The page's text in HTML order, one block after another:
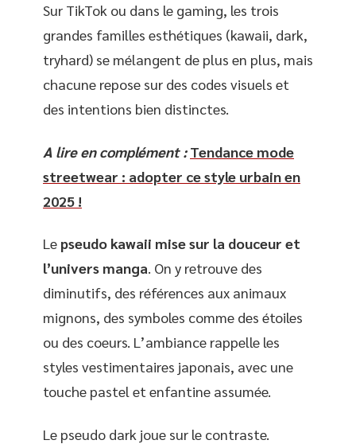
Sur TikTok ou dans le gaming, les trois
grandes familles esthétiques (kawaii, dark,
tryhard) se mélangent de plus en plus, mais
chacune repose sur des codes visuels et
des intentions bien distinctes.
A lire en complément : Tendance mode
streetwear : adopter ce style urbain en
2025 !
Le pseudo kawaii mise sur la douceur et
l’univers manga. On y retrouve des
diminutifs, des références aux animaux
mignons, des symboles comme des étoiles
ou des coeurs. L’ambiance rappelle les
styles vestimentaires japonais, avec une
touche pastel et enfantine assumée.
Le pseudo dark joue sur le contraste.